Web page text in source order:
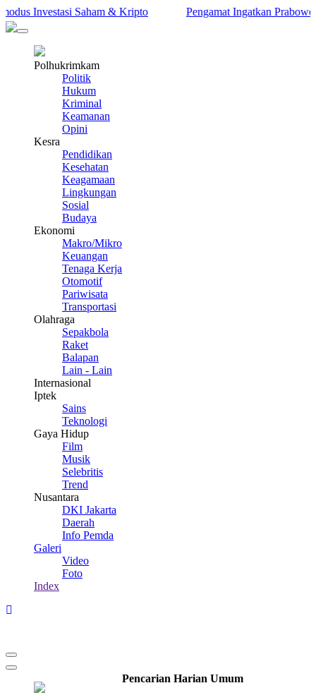
Investasi Saham & Kripto Pengamat Ingatkan Prabowo:
Polhukrimkam
Politik
Hukum
Kriminal
Keamanan
Opini
Kesra
Pendidikan
Kesehatan
Keagamaan
Lingkungan
Sosial
Budaya
Ekonomi
Makro/Mikro
Keuangan
Tenaga Kerja
Otomotif
Pariwisata
Transportasi
Olahraga
Sepakbola
Raket
Balapan
Lain - Lain
Internasional
Iptek
Sains
Teknologi
Gaya Hidup
Film
Musik
Selebritis
Trend
Nusantara
DKI Jakarta
Daerah
Info Pemda
Galeri
Video
Foto
Index
Pencarian Harian Umum